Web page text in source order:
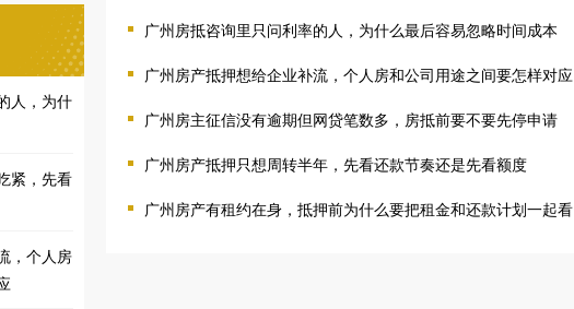
人，为什
紧，先看
，个人房
广州房抵咨询里只问利率的人，为什么最后容易忽略时间成本
广州房产抵押想给企业补流，个人房和公司用途之间要怎样对应
广州房主征信没有逾期但网贷笔数多，房抵前要不要先停申请
广州房产抵押只想周转半年，先看还款节奏还是先看额度
广州房产有租约在身，抵押前为什么要把租金和还款计划一起看